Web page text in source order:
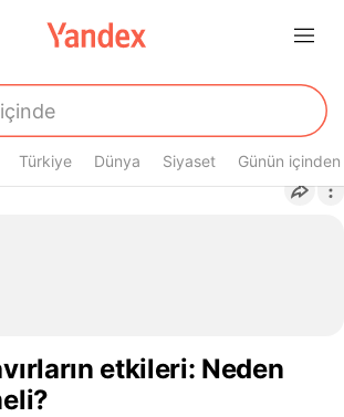
Türkiye Dünya Siyaset Günün içinden
etkileri: Neden